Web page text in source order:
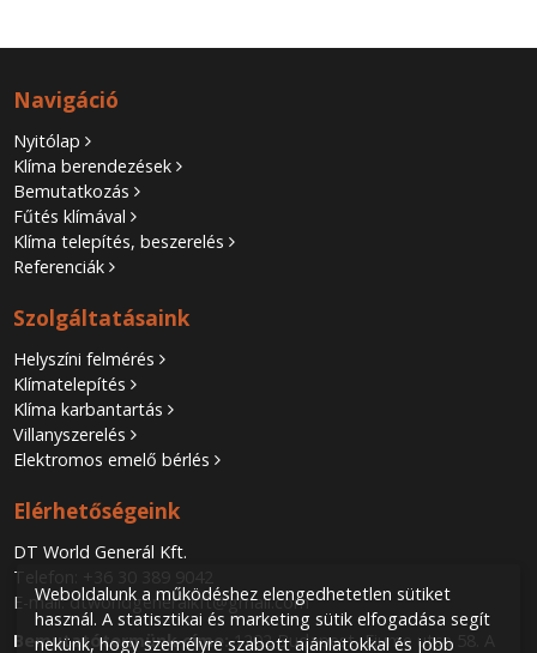
Navigáció
Nyitólap
Klíma berendezések
Bemutatkozás
Fűtés klímával
Klíma telepítés, beszerelés
Referenciák
Szolgáltatásaink
Helyszíni felmérés
Klímatelepítés
Klíma karbantartás
Villanyszerelés
Elektromos emelő bérlés
Elérhetőségeink
DT World Generál Kft.
Telefon:
E-mail:dtworldgeneralkft@gmail.com
Bemutatótermünk címe: 1202 Budapest, Fiume utca 58. A
Weboldalunk a működéshez elengedhetetlen sütiket
használ. A statisztikai és marketing sütik elfogadása segít
nekünk, hogy személyre szabott ajánlatokkal és jobb